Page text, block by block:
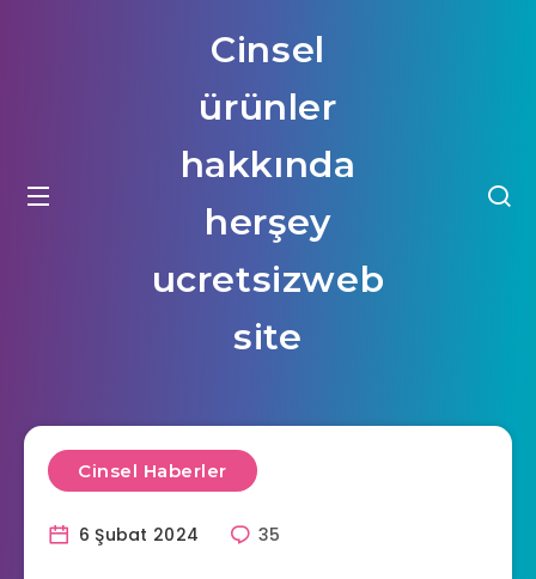
Cinsel
ürünler
hakkında
herşey
ucretsizweb
site
Cinsel Haberler
6 Şubat 2024 35